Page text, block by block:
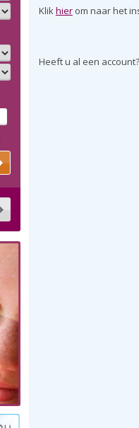
Klikhierom naar het
Heeft u al een